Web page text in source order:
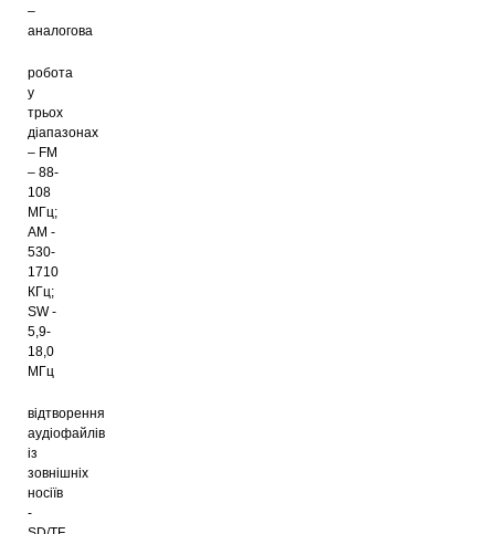
–
аналогова
робота
у
трьох
діапазонах
– FM
– 88-
108
МГц;
AM -
530-
1710
КГц;
SW -
5,9-
18,0
МГц
відтворення
аудіофайлів
із
зовнішніх
носіїв
-